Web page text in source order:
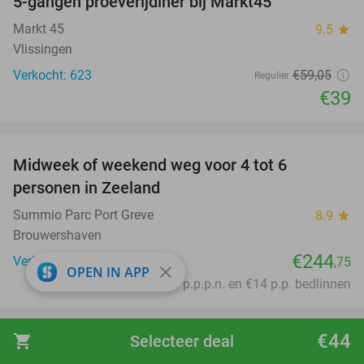
shopping_cart €44
Selecteer deal
Markt 45 9.5 star
Vlissingen
Verkocht: 623
Regulier €59,05
€39
Midweek of weekend weg voor 4 tot 6
personen in Zeeland
Summio Parc Port Greve 8.9 star
Brouwershaven
Verkocht: 497
€244,75
Excl. ca. €2,83 p.p.p.n. en €14 p.p. bedlinnen
33%
Overnachting voor 2 + ontbijt + wellness +
OPEN IN APP close